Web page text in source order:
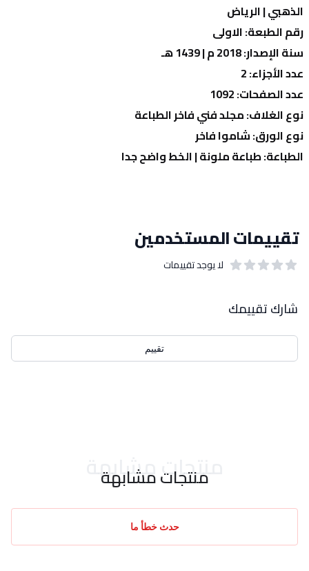
الذهبي | الرياض
رقم الطبعة: الاولى
سنة الإصدار: 2018 م | 1439 هـ
عدد الأجزاء: 2
عدد الصفحات: 1092
نوع الغلاف: مجلد فني فاخر الطباعة
نوع الورق: شاموا فاخر
الطباعة: طباعة ملونة | الخط واضح جدا
تقييمات المستخدمين
لا يوجد تقييمات
شارك تقييمك
تقييم
منتجات مشابهة
منتجات مشابهة
حدث خطأ ما